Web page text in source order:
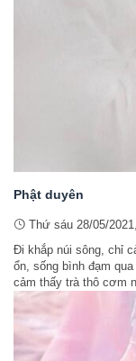
Phật duyên
Thứ sáu 28/05/
Đi khắp núi sông, chỉ
ổn, sống bình đạm
cảm thấy trà thô cơm